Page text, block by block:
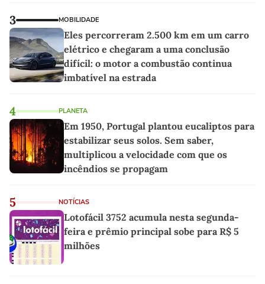
3 MOBILIDADE
Eles percorreram 2.500 km em um carro
elétrico e chegaram a uma conclusão
difícil: o motor a combustão continua
imbatível na estrada
4 PLANETA
Em 1950, Portugal plantou eucaliptos para
estabilizar seus solos. Sem saber,
multiplicou a velocidade com que os
incêndios se propagam
5 NOTÍCIAS
Lotofácil 3752 acumula nesta segunda-
feira e prêmio principal sobe para R$ 5
milhões